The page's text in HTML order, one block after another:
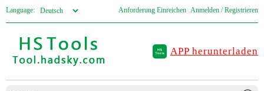
Language: Anforderung Einreichen Anmelden / Registrieren
APP herunterladen